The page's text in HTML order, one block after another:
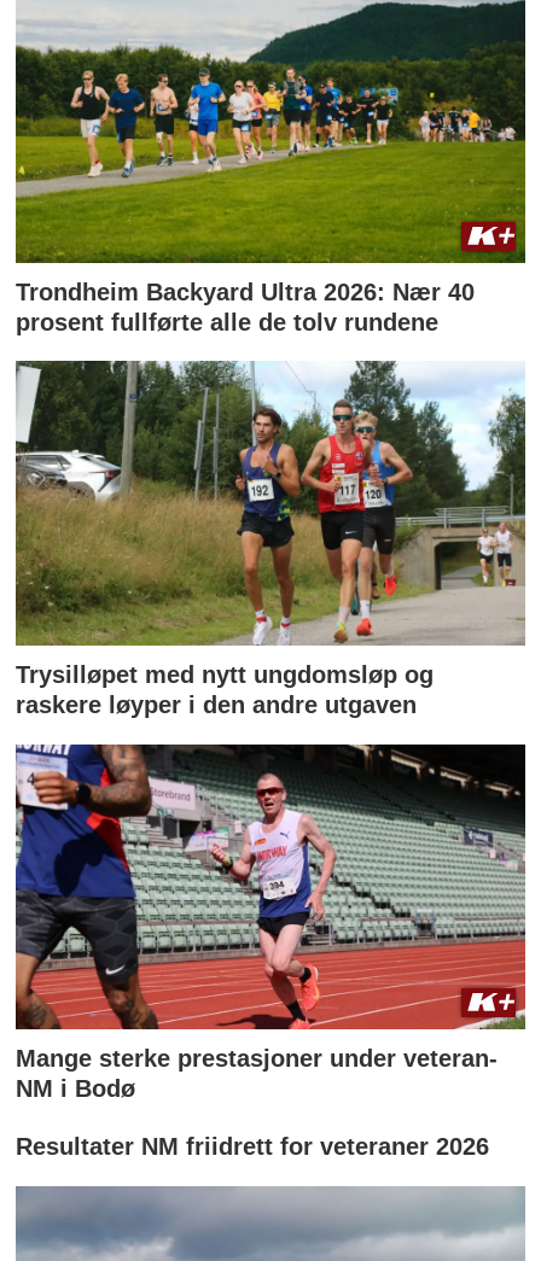
Trondheim Backyard Ultra 2026: Nær 40
prosent fullførte alle de tolv rundene
Trysilløpet med nytt ungdomsløp og
raskere løyper i den andre utgaven
Mange sterke prestasjoner under veteran-
NM i Bodø
Resultater NM friidrett for veteraner 2026